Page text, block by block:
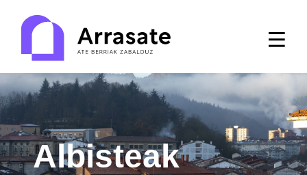
Albisteak